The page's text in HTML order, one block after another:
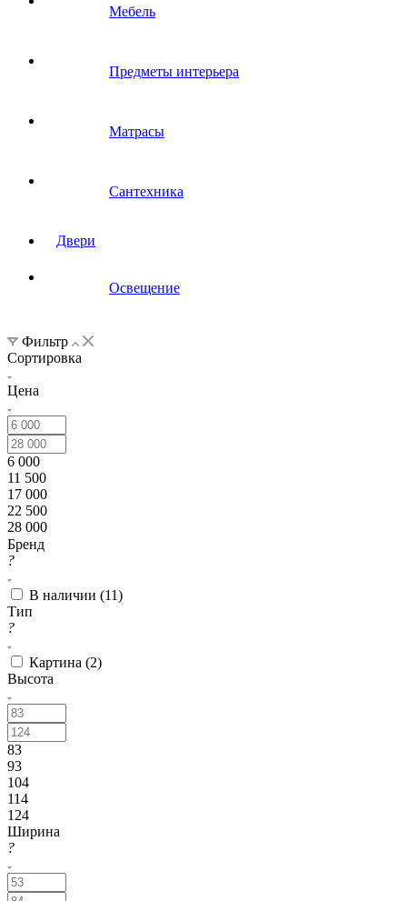
Мебель
Предметы интерьера
Матрасы
Сантехника
Двери
Освещение
Фильтр
Сортировка
Цена
6 000
11 500
17 000
22 500
28 000
Бренд
?
В наличии (11)
Тип
?
Картина (2)
Высота
83
93
104
114
124
Ширина
?